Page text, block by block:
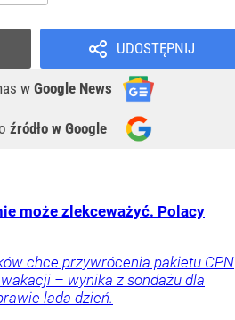
UDOSTĘPNIJ
w Google News
źródło w Google
może zlekceważyć. Polacy
chce przywrócenia pakietu CPN
– wynika z sondażu dla
lada dzień.